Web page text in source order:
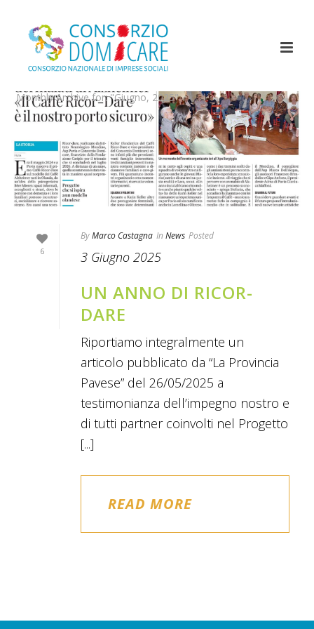
Monthly Archive for: "Giugno, 2025"
6
ByMarco Castagna In News Posted
3 Giugno 2025
UN ANNO DI RICOR-
DARE
Riportiamo integralmente un
articolo pubblicato da “La Provincia
Pavese” del 26/05/2025 a
testimonianza dell’impegno nostro e
di tutti partner coinvolti nel Progetto
[...]
READ MORE